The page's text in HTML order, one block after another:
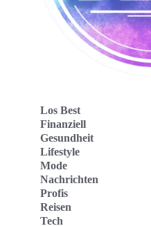
Los Best
Finanziell
Gesundheit
Lifestyle
Mode
Nachrichten
Profis
Reisen
Tech